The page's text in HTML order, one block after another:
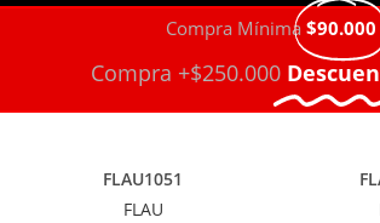
Compra Mínima $90.000
Compra +$250.000
FLAU1051
FLAU